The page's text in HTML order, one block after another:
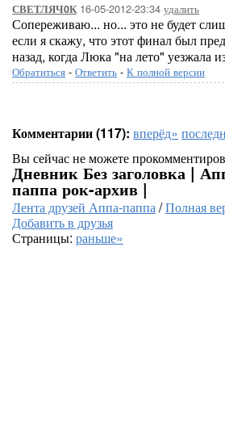
СВЕТЛЯЧ0К16-05-2012-23:34 удалить
Сопереживаю... но... это не будет
если я скажу, что этот финал был
назад, когда Люка "на лето" уезжала
Обратиться - Ответить - К полной версии
Комментарии (117): вперёд»
Вы сейчас не можете
Дневник Без заголовка |
паппа рок-архив |
Лента друзей Аппа-паппа/Полная
Добавить в друзья
Страницы: раньше»